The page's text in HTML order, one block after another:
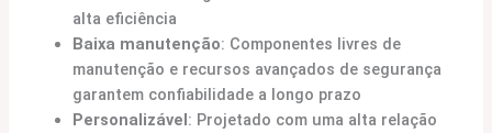
alta eficiência
Baixa manutenção: Componentes livres de
manutenção e recursos avançados de segurança
garantem confiabilidade a longo prazo
Personalizável: Projetado com uma alta relação